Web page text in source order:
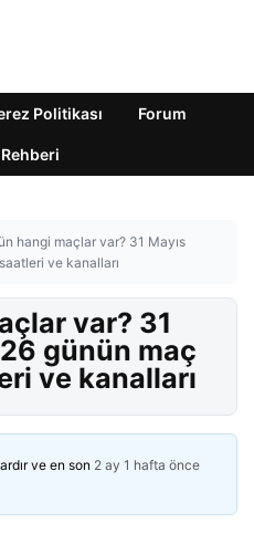
Politikası Forum
hangi maçlar var? 31 Mayıs
ve kanalları
var? 31
günün maç
ve kanalları
ve en son 2 ay 1 hafta önce